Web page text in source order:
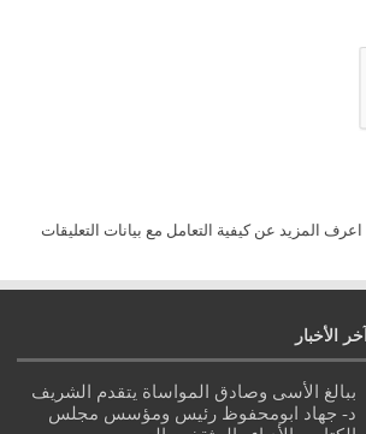
اعرف المزيد عن كيفية التعامل مع بيانات التعليقات
آخر الأخبار
ببالغ الأسى وصادق المواساة يتقدم الشريف
د- جهاد ابومحفوظ رئيس ومؤسس مجلس